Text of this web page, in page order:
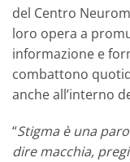
del Centro
loro opera a
informazione e
combattono
anche all’interno
“Stigma è una
dire macchia,